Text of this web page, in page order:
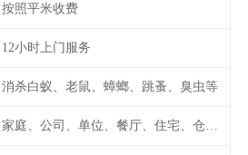
按照平米收费
12小时上门服务
消杀白蚁、老鼠、蟑螂、跳蚤、臭虫等